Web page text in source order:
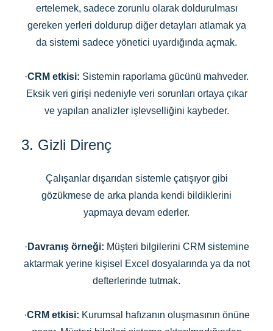
ertelemek, sadece zorunlu olarak doldurulması
gereken yerleri doldurup diğer detayları atlamak ya
da sistemi sadece yönetici uyardığında açmak.
·CRM etkisi: Sistemin raporlama gücünü mahveder.
Eksik veri girişi nedeniyle veri sorunları ortaya çıkar
ve yapılan analizler işlevselliğini kaybeder.
3. Gizli Direnç
Çalışanlar dışarıdan sistemle çatışıyor gibi
gözükmese de arka planda kendi bildiklerini
yapmaya devam ederler.
· Davranış örneği: Müşteri bilgilerini CRM sistemine
aktarmak yerine kişisel Excel dosyalarında ya da not
defterlerinde tutmak.
·CRM etkisi: Kurumsal hafızanın oluşmasının önüne